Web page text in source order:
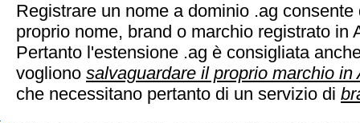
Registrare un nome a dominio .ag consente
proprio nome, brand o marchio registrato in
Pertanto l'estensione .ag è consigliata
vogliono salvaguardare il proprio marchio in
che necessitano pertanto di un servizio di